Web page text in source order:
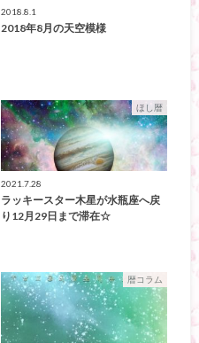
2018.8.1
2018年8月の天空模様
ほし暦
2021.7.28
ラッキースター木星が水瓶座へ戻
り12月29日まで滞在☆
暦コラム